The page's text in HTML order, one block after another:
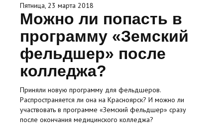
Пятница, 23 марта 2018
Можно ли попасть в
программу «Земский
фельдшер» после
колледжа?
Приняли новую программу для фельдшеров.
Распространяется ли она на Красноярск? И можно ли
участвовать в программе «Земский фельдшер» сразу
после окончания медицинского колледжа?